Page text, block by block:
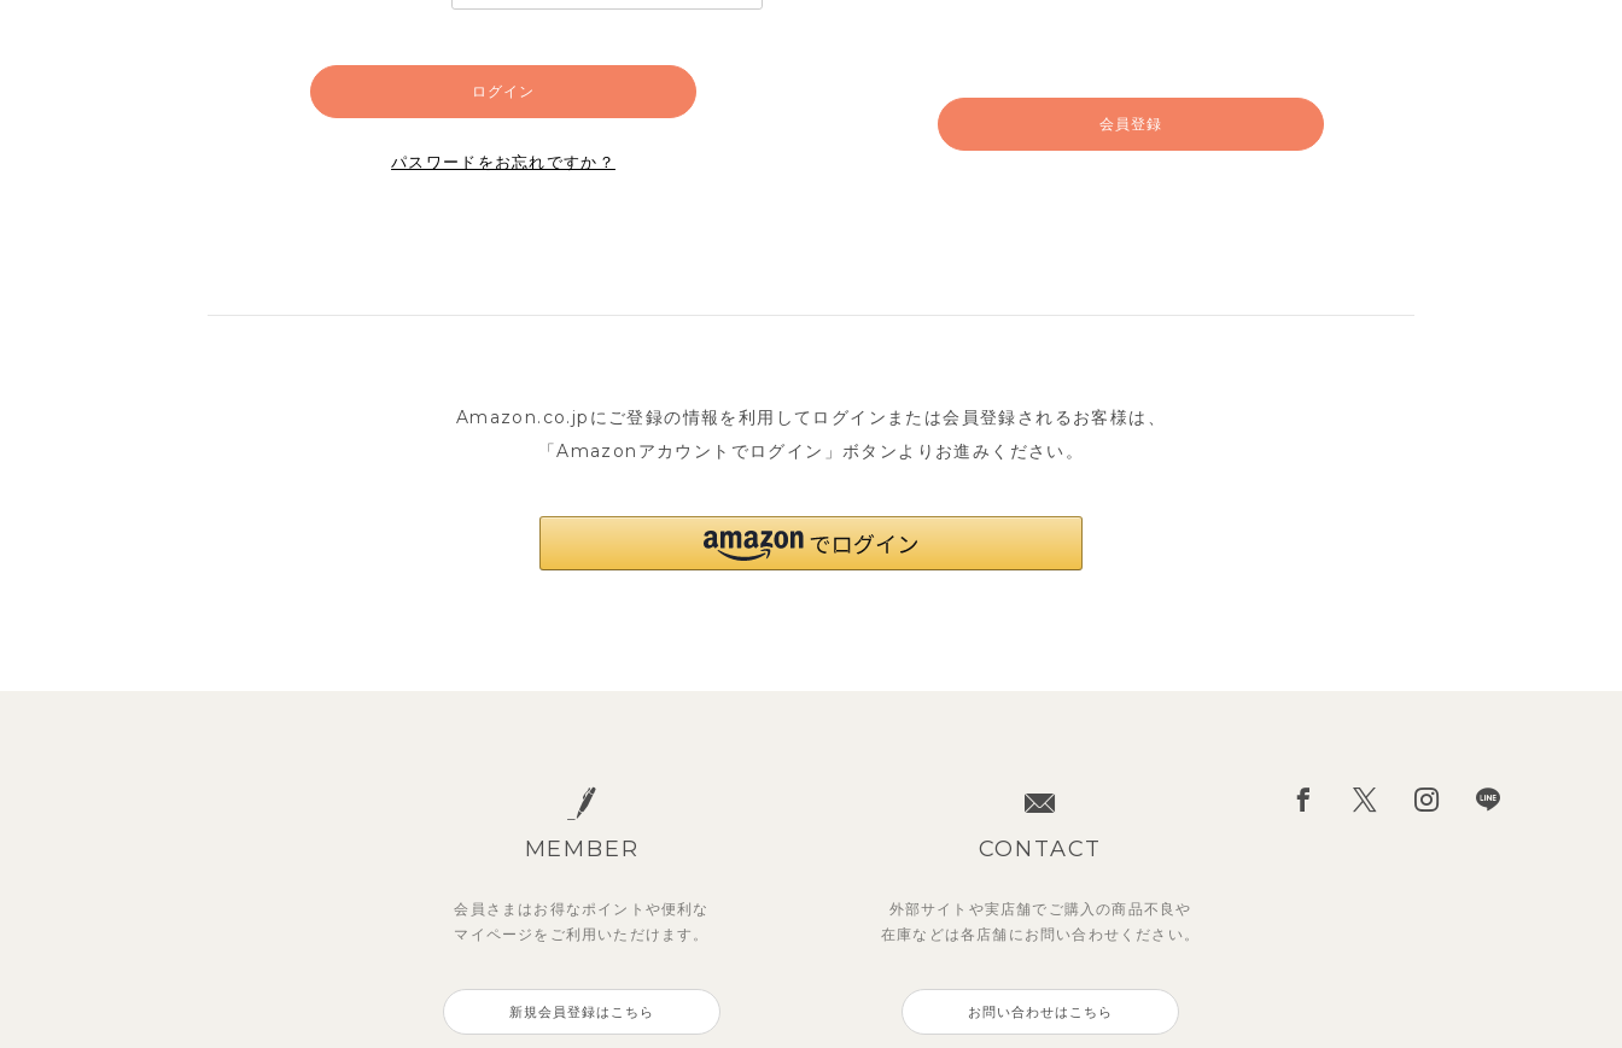
ログイン
パスワードをお忘れですか？
会員登録
Amazon.co.jpにご登録の情報を利用してログインまたは会員登録されるお客様は、
「Amazonアカウントでログイン」ボタンよりお進みください。
MEMBER
会員さまはお得なポイントや便利な
マイページを ご利用いただけます。
新規会員登録はこちら
CONTACT
外部サイトや実店舗でご購入の商品不良や
在庫などは各店舗に お問い合わせください。
お問い合わせはこちら